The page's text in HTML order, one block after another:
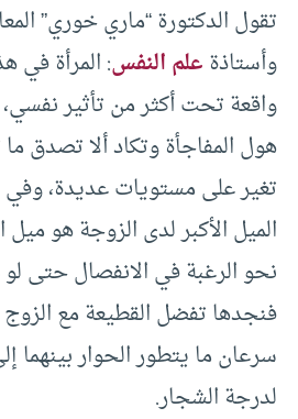
تقول الدكتورة “ماري خوري”
وأستاذةعلم النفس: المرأة في
واقعة تحت أكثر من تأثير
هول المفاجأة وتكاد ألا تصدق
تغير على مستويات عديدة، وفي
الميل الأكبر لدى الزوجة هو
نحو الرغبة في الانفصال حتى
فنجدها تفضل القطيعة مع
سرعان ما يتطور الحوار
لدرجة الشجار.